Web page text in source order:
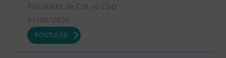
Possibilité de CDI ou CDD
01/08/2026
POSTULER